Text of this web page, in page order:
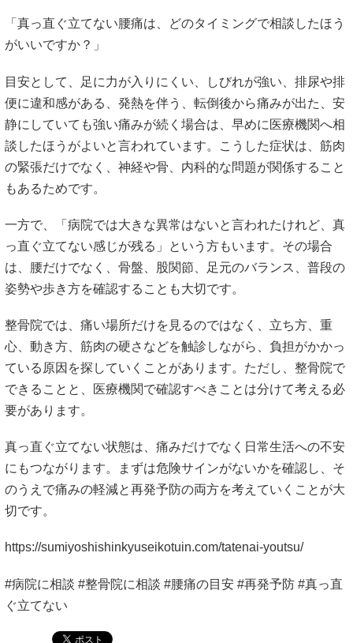
「真っ直ぐ立てない腰痛は、どのタイミングで相談したほう
がいいですか？」
目安として、足に力が入りにくい、しびれが強い、排尿や排
便に違和感がある、発熱を伴う、転倒後から痛みが出た、安
静にしていても強い痛みが続く場合は、早めに医療機関へ相
談したほうがよいと言われています。こうした症状は、筋肉
の緊張だけでなく、神経や骨、内科的な問題が関係すること
もあるためです。
一方で、「病院では大きな異常はないと言われたけれど、真
っ直ぐ立てない感じが残る」という方もいます。その場合
は、腰だけでなく、骨盤、股関節、足元のバランス、普段の
姿勢や歩き方を確認することも大切です。
整骨院では、痛い場所だけを見るのではなく、立ち方、重
心、動き方、筋肉の硬さなどを触診しながら、負担がかかっ
ている原因を探していくことがあります。ただし、整骨院で
できることと、医療機関で確認すべきことは分けて考える必
要があります。
真っ直ぐ立てない状態は、痛みだけでなく日常生活への不安
にもつながります。まずは危険サインがないかを確認し、そ
のうえで痛みの軽減と再発予防の両方を考えていくことが大
切です。
https://sumiyoshishinkyuseikotuin.com/tatenai-youtsu/
#病院に相談 #整骨院に相談 #腰痛の目安 #再発予防 #真っ直
ぐ立てない